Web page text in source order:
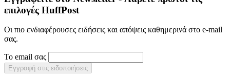
επιλογές HuffPost
Οι πιο ενδιαφέρουσες ειδήσεις και απόψεις καθημερινά στο e-mail
σας.
Το email σας
Εγγραφή στις ειδοποιήσεις